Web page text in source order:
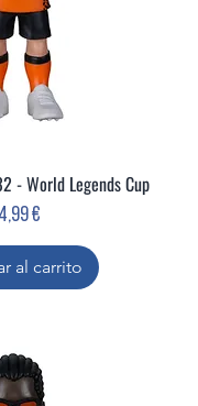
rápida
- World Legends Cup
€
al carrito